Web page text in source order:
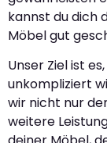
kannst du dich
Möbel gut
Unser Ziel ist
unkompliziert
wir nicht nur
weitere